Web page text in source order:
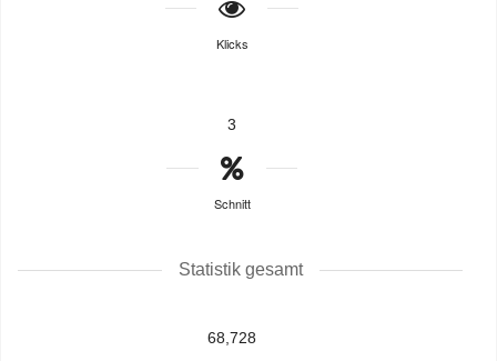
Klicks
3
Schnitt
Statistik gesamt
68,728